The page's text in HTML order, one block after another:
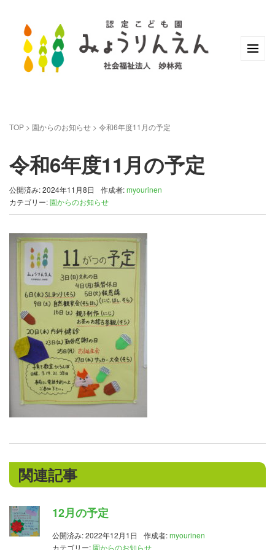
TOP > 園からのお知らせ > 令和6年度11月の予定
令和6年度11月の予定
公開済み: 2024年11月8日 作成者:myourinen
カテゴリー:園からのお知らせ
関連記事
12月の予定
公開済み: 2022年12月1日 作成者:myourinen
カテゴリー:園からのお知らせ